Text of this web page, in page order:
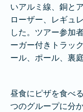
いアルミ線、銅と
ローザー、レギュ
した。ツアー参加
ーガー付きトラッ
ール、ポール、裏
昼食にピザを食べ
つのグループに分